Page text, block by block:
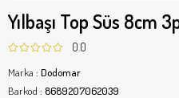
Yılbaşı Top Süs 8cm
0.0
Marka : Dodomar
Barkod : 8689207062039